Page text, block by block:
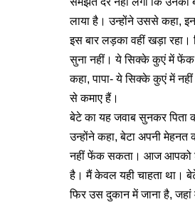
लाया है। उन्होंने उससे कहा,
इस बार लड़का वहीं खड़ा रहा।
सुना नहीं। ये सिक्के कुएं में
कहा, पापा- ये सिक्के कुएं में
से कमाए हैं।
बेटे का यह जवाब सुनकर
उन्होंने कहा, बेटा अपनी मेहनत
नहीं फेंक सकता। आज आपको
है। मैं केवल यही चाहता था।
फिर उस दुकान में जाना है,